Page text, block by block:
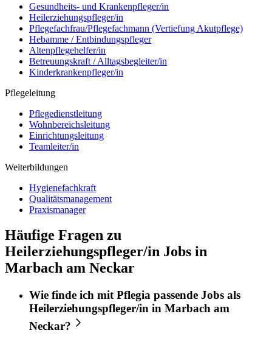
Gesundheits- und Krankenpfleger/in
Heilerziehungspfleger/in
Pflegefachfrau/Pflegefachmann (Vertiefung Akutpflege)
Hebamme / Entbindungspfleger
Altenpflegehelfer/in
Betreuungskraft / Alltagsbegleiter/in
Kinderkrankenpfleger/in
Pflegeleitung
Pflegedienstleitung
Wohnbereichsleitung
Einrichtungsleitung
Teamleiter/in
Weiterbildungen
Hygienefachkraft
Qualitätsmanagement
Praxismanager
Häufige Fragen zu
Heilerziehungspfleger/in Jobs in
Marbach am Neckar
Wie finde ich mitPflegia passende Jobs als
Heilerziehungspfleger/in in Marbach am
Neckar?